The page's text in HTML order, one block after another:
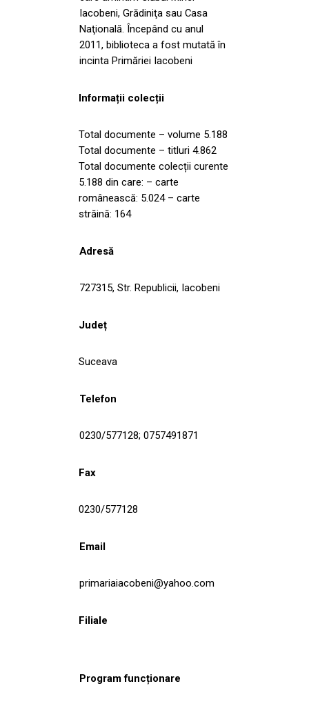
Iacobeni, Grădiniţa sau Casa
Naţională. Începând cu anul
2011, biblioteca a fost mutată în
incinta Primăriei Iacobeni
Informații colecții
Total documente – volume 5.188
Total documente – titluri 4.862
Total documente colecții curente
5.188 din care: – carte
românească: 5.024 – carte
străină: 164
Adresă
727315, Str. Republicii, Iacobeni
Județ
Suceava
Telefon
0230/577128; 0757491871
Fax
0230/577128
Email
primariaiacobeni@yahoo.com
Filiale
Program funcționare